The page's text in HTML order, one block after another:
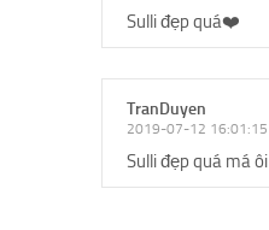
Sulli đẹp quá❤️
TranDuyen
2019-07-12 16:01:15
Sulli đẹp quá má ôi